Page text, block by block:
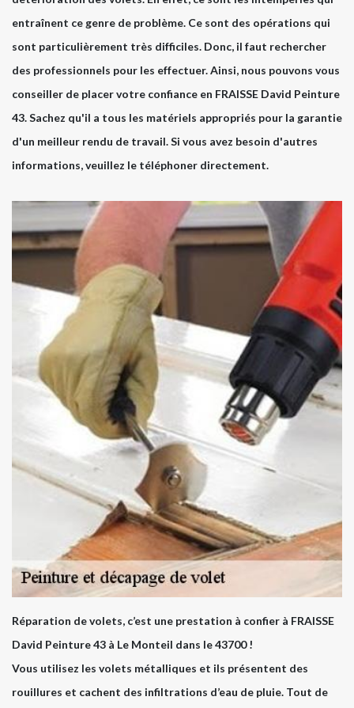
entraînent ce genre de problème. Ce sont des opérations qui
sont particulièrement très difficiles. Donc, il faut rechercher
des professionnels pour les effectuer. Ainsi, nous pouvons vous
conseiller de placer votre confiance en FRAISSE David Peinture
43. Sachez qu'il a tous les matériels appropriés pour la garantie
d'un meilleur rendu de travail. Si vous avez besoin d'autres
informations, veuillez le téléphoner directement.
Réparation de volets, c’est une prestation à confier à FRAISSE
David Peinture 43 à Le Monteil dans le 43700 !
Vous utilisez les volets métalliques et ils présentent des
rouillures et cachent des infiltrations d’eau de pluie. Tout de